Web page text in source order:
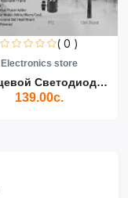
( 0 )
Electronics store
Кольцевой Светодиодный Св...
139.00с.